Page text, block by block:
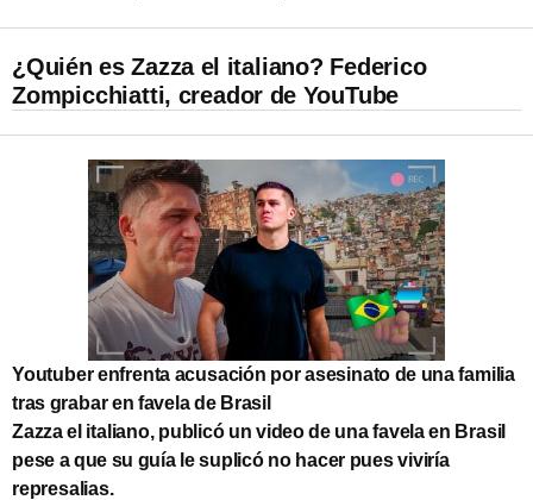
¿Quién es Zazza el italiano? Federico
Zompicchiatti, creador de YouTube
Youtuber enfrenta acusación por asesinato de una familia
tras grabar en favela de Brasil
Zazza el italiano, publicó un video de una favela en Brasil
pese a que su guía le suplicó no hacer pues viviría
represalias.